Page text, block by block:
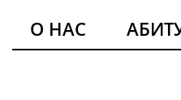
О НАС